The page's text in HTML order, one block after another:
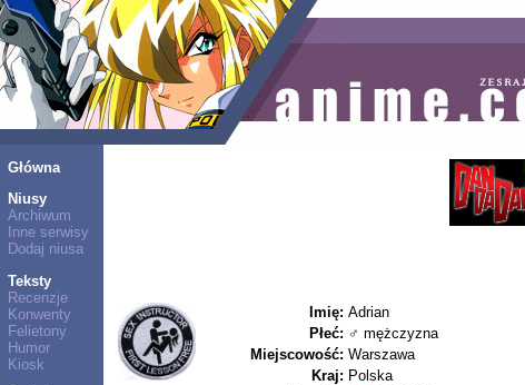
Główna
Niusy
Archiwum
Inne serwisy
Dodaj niusa
Teksty
Recenzje
Konwenty
Felietony
Humor
Kiosk
Imię: Adrian
Płeć: ♂ mężczyzna
Miejscowość: Warszawa
Kraj: Polska